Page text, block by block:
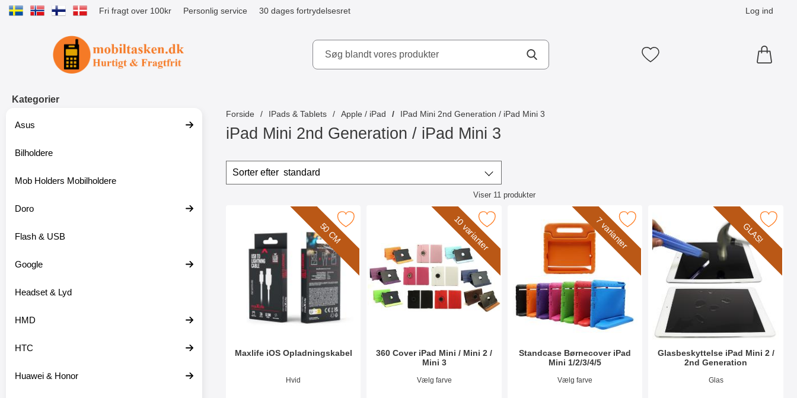
Fri fragt over 100kr Personlig service 30 dages fortrydelsesret Log ind
Startside for Tibro Billiga Mobilskydd AB Mine favoritter
Kategorier
Asus
Bilholdere
Mob Holders Mobilholdere
Doro
Flash & USB
Google
Headset & Lyd
HMD
HTC
Huawei & Honor
Forside IPads & Tablets Apple / iPad IPad Mini 2nd Generation / iPad Mini 3
iPad Mini 2nd Generation / iPad Mini 3
p
ir
Sorter standard
Viser 11produkter
produktliste
50 CM
Maxlife iOS Opladningskabel
Hvid
Marker maxlife iOS Opladningskabel som favorit 10 varianter
360 Cover iPad Mini / Mini 2 /
Mini 3
Varenr 1905Vælg farve
Marker 360 Cover iPad Mini / Mini 2 / Mini 3 som favorit7 varianter
Standcase Børnecover iPad
Mini 1/2/3/4/5
Varenr 42679Vælg farve
Marker standcase Børnecover iPad Mini 1/2/3/4/5 som favorit
GLAS!
Glasbeskyttelse iPad Mini 2 /
2nd Generation
Glas
Marker glasbeskyttelse iPad Mini 2 /